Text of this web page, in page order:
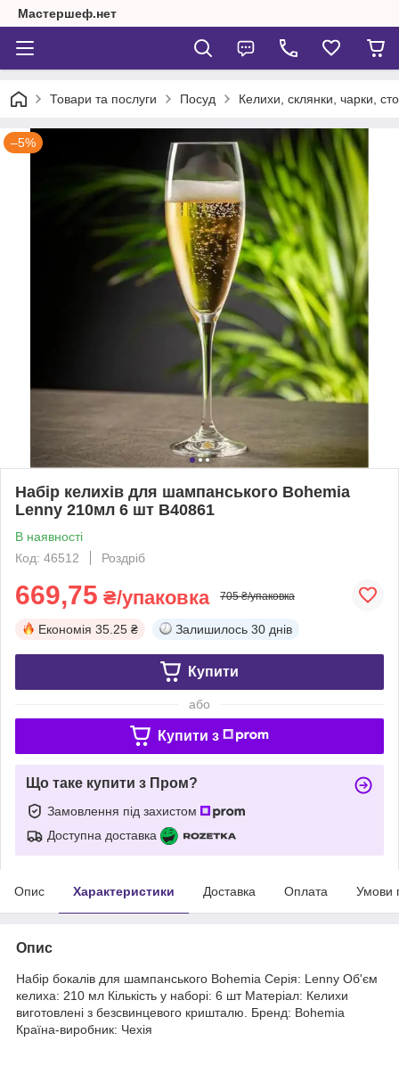
Мастершеф.нет
Товари та послуги Посуд Келихи, склянки, чарки,
–5%
Набір келихів для шампанського Bohemia
Lenny 210мл 6 шт B40861
В наявності
Код: 46512
Роздріб
669,75 ₴/упаковка 705 ₴/упаковка
Економія 35.25 ₴ Залишилось 30 днів
Купити
або
Купити з
Що таке купити з Пром?
Замовлення під захистом
Доступна доставка
Опис Характеристики Доставка Оплата Умови
Опис
Набір бокалів для шампанського Bohemia Серія: Lenny Об'єм
келиха: 210 мл Кількість у наборі: 6 шт Матеріал: Келихи
виготовлені з безсвинцевого кришталю. Бренд: Bohemia
Країна-виробник: Чехія